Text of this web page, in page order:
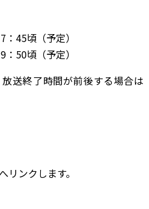
45頃（予定）
50頃（予定）
送終了時間が前後する場合は
ンクします。